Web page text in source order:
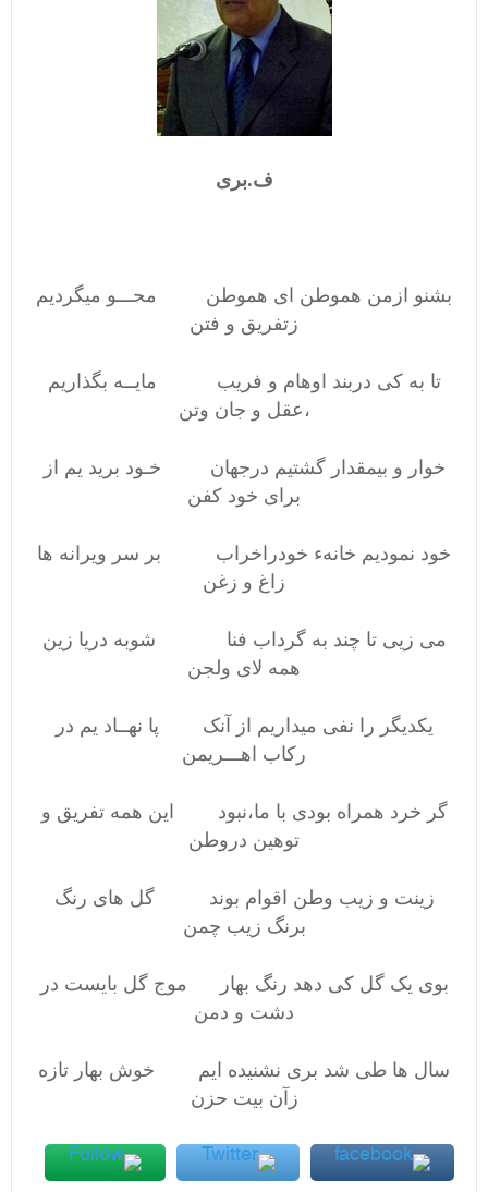
ف.بری
بشنو ازمن هموطن ای هموطن محـــو میگردیم
زتفریق و فتن
تا به کی دربند اوهام و فریب مایــه بگذاریم
،عقل و جان وتن
خوار و بیمقدار گشتیم درجهان خـود برید یم از
برای خود کفن
خود نمودیم خانهء خودراخراب بر سر ویرانه ها
زاغ و زغن
می زیی تا چند به گرداب فنا شوبه دریا زین
همه لای ولجن
یکدیگر را نفی میداریم از آنک پا نهــاد یم در
رکاب اهـــریمن
گر خرد همراه بودی با ما،نبود این همه تفریق و
توهین دروطن
زینت و زیب وطن اقوام بوند گل های رنگ
برنگ زیب چمن
بوی یک گل کی دهد رنگ بهار موج گل بایست در
دشت و دمن
سال ها طی شد بری نشنیده ایم خوش بهار تازه
زآن بیت حزن